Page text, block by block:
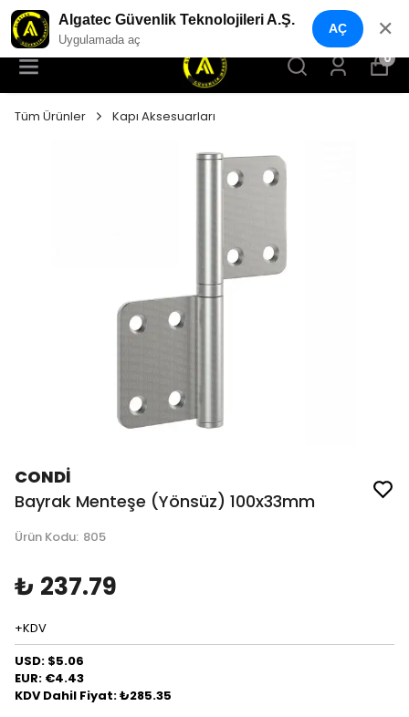
YENI NESIL GÜVENLIK GEÇIŞ SISTEMLERI
0
Tüm Ürünler Kapı Aksesuarları
CONDİ
Bayrak Menteşe (Yönsüz) 100x33mm
Ürün Kodu: 805
₺ 237.79
+KDV
USD: $5.06
EUR: €4.43
KDV Dahil Fiyat: ₺285.35
Algatec Güvenlik Teknolojileri A.Ş.
Uygulamada aç
AÇ ✕